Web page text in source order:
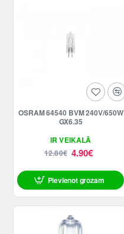
ATLAIDE
-62%
IR VEIKALĀ
OSRAM 64540 BVM 240V/650W
GX6.35
4.90€
12.80€
Pievienot grozam